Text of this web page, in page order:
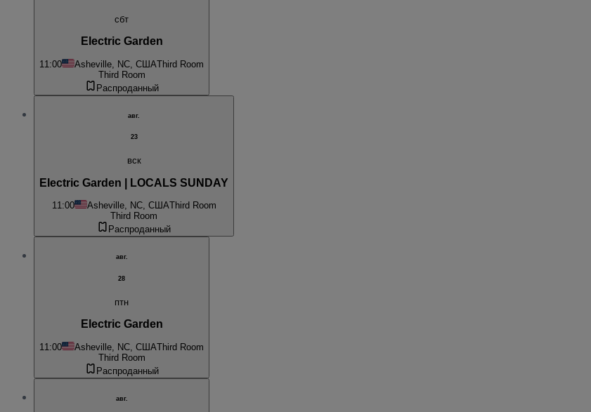
сбт
Electric Garden
11:00 Asheville, NC, СШАThird Room
Third Room
Распроданный
авг.
23
вск
Electric Garden | LOCALS SUNDAY
11:00 Asheville, NC, СШАThird Room
Third Room
Распроданный
авг.
28
птн
Electric Garden
11:00 Asheville, NC, СШАThird Room
Third Room
Распроданный
авг.